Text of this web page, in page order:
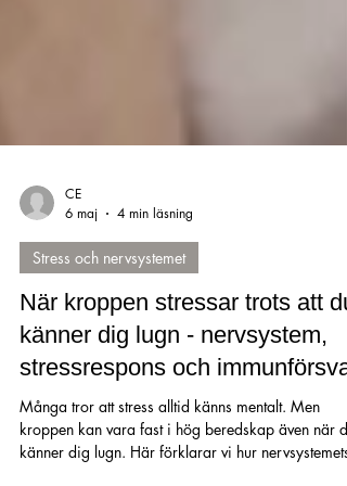
CE
6 maj
4 min läsning
Stress och nervsystemet
När kroppen stressar trots att du
känner dig lugn - nervsystem,
stressrespons och immunförsvar
Många tror att stress alltid känns mentalt. Men